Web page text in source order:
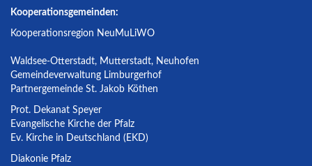
Kooperationsgemeinden:
Kooperationsregion NeuMuLiWO
Waldsee-Otterstadt, Mutterstadt, Neuhofen
Gemeindeverwaltung Limburgerhof
Partnergemeinde St. Jakob Köthen
Prot. Dekanat Speyer
Evangelische Kirche der Pfalz
Ev. Kirche in Deutschland (EKD)
Diakonie Pfalz